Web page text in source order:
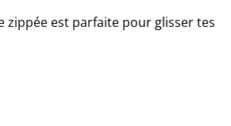
zippée est parfaite pour glisser tes